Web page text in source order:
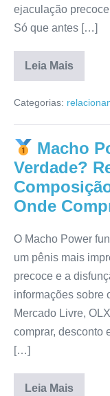
ejaculação
Só que antes […]
Leia Mais
Mamana
Funciona
Fato?
Para
que
Serve,
Bula,
Mercado
Livre,
[RESENHA]
Categorias:
Macho
Verdade?
Onde
O Macho Power
um pênis mais
precoce e a
informações sobre
Mercado Livre,
comprar, desconto
[…]
Leia Mais